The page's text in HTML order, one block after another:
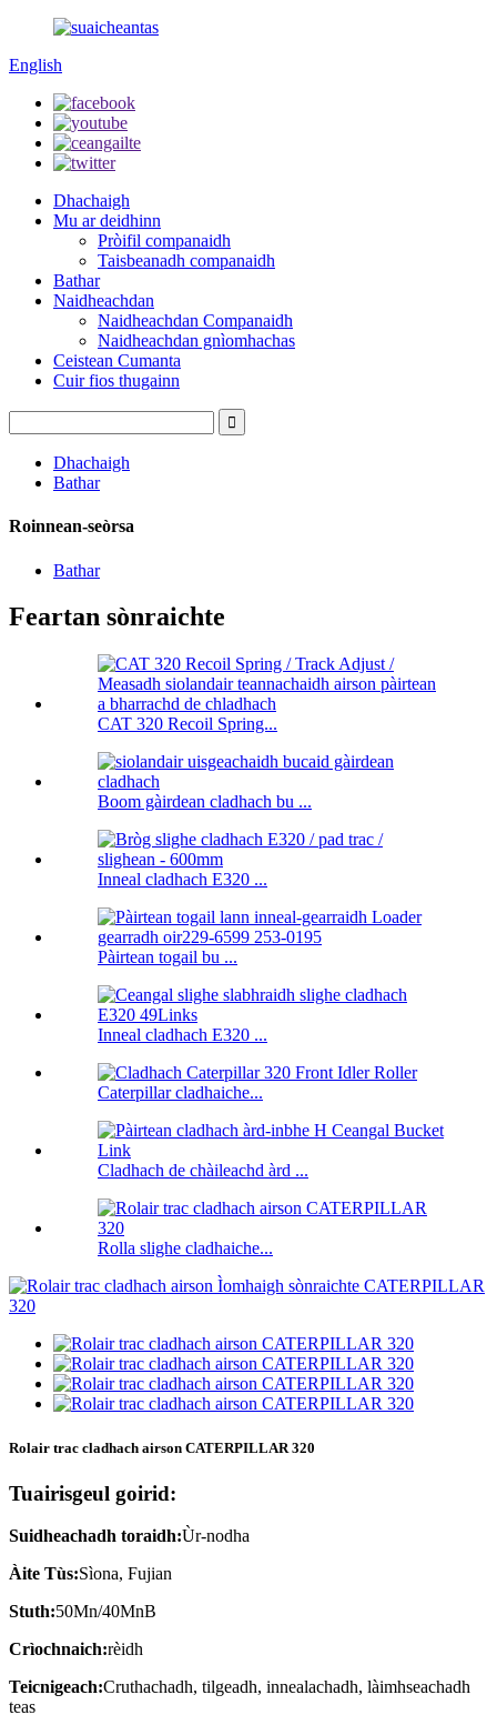
English
Dhachaigh
Mu ar deidhinn
Pròifil companaidh
Taisbeanadh companaidh
Bathar
Naidheachdan
Naidheachdan Companaidh
Naidheachdan gnìomhachas
Ceistean Cumanta
Cuir fios thugainn
Dhachaigh
Bathar
Roinnean-seòrsa
Bathar
Feartan sònraichte
CAT 320 Recoil Spring...
Boom gàirdean cladhach bu ...
Inneal cladhach E320 ...
Pàirtean togail bu ...
Inneal cladhach E320 ...
Caterpillar cladhaiche...
Cladhach de chàileachd àrd ...
Rolla slighe cladhaiche...
Rolair trac cladhach airson CATERPILLAR 320
Tuairisgeul goirid:
Suidheachadh toraidh:Ùr-nodha
Àite Tùs:Sìona, Fujian
Stuth:50Mn/40MnB
Crìochnaich:rèidh
Teicnigeach:Cruthachadh, tilgeadh, innealachadh, làimhseachadh
teas